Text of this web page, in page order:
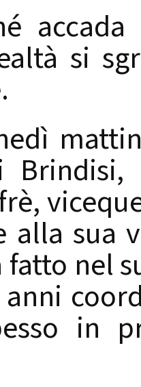
si
alla sua
fatto nel
in